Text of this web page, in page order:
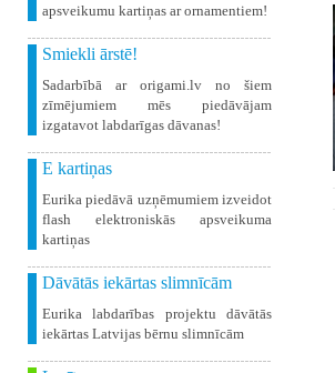
apsveikumu kartiņas ar ornamentiem!
Smiekli ārstē!
Sadarbībā ar origami.lv no šiem
zīmējumiem mēs piedāvājam
izgatavot labdarīgas dāvanas!
E kartiņas
Eurika piedāvā uzņēmumiem izveidot
flash elektroniskās apsveikuma
kartiņas
Dāvātās iekārtas slimnīcām
Eurika labdarības projektu dāvātās
iekārtas Latvijas bērnu slimnīcām